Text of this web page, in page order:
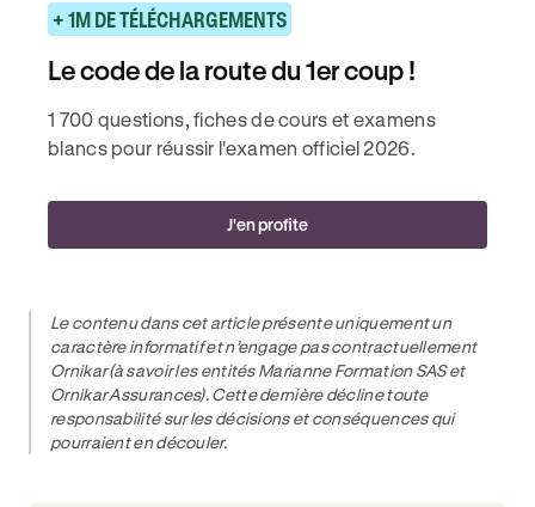
+ 1M DE TÉLÉCHARGEMENTS
Le code de la route du 1er coup !
1 700 questions, fiches de cours et examens
blancs pour réussir l'examen officiel 2026.
J'en profite
Le contenu dans cet article présente uniquement un
caractère informatif et n’engage pas contractuellement
Ornikar (à savoir les entités Marianne Formation SAS et
Ornikar Assurances). Cette dernière décline toute
responsabilité sur les décisions et conséquences qui
pourraient en découler.